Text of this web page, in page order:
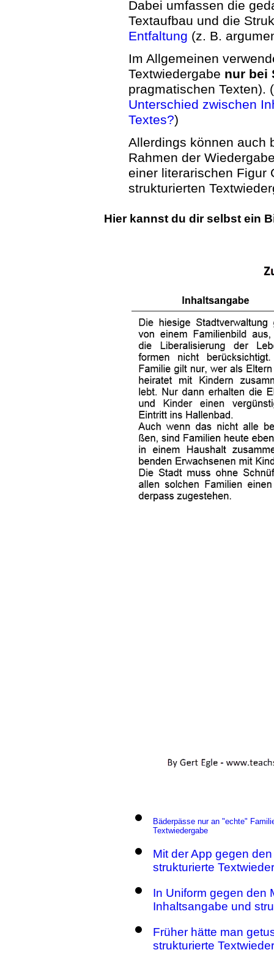
Dabei umfassen die
Textaufbau und die
Entfaltung (z. B.
Im Allgemeinen
Textwiedergabe nur bei
pragmatischen Texten).
Unterschied zwischen
Textes?)
Allerdings können auch
Rahmen der
einer literarischen Figur
strukturierten
Hier kannst du dir selbst ein
Bäderpässe nur an "echte"
Textwiedergabe
Mit der App gegen
strukturierte
In Uniform gegen den
Inhaltsangabe und
Früher hätte man
strukturierte